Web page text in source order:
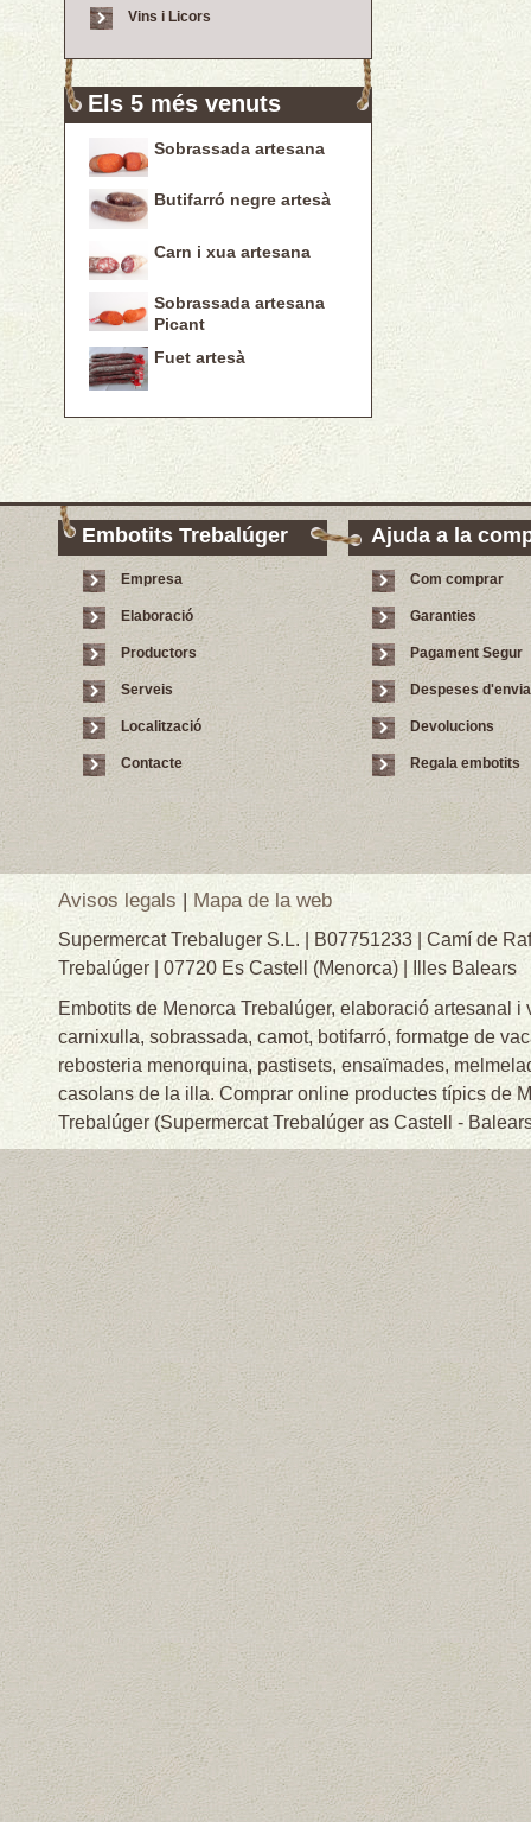
Vins i Licors
Els 5 més venuts
Sobrassada artesana
Butifarró negre artesà
Carn i xua artesana
Sobrassada artesana
Picant
Fuet artesà
Embotits Trebalúger
Empresa
Elaboració
Productors
Serveis
Localització
Contacte
Ajuda a la
Com comprar
Garanties
Pagament Segur
Despeses
Devolucions
Regala embotits
Avisos legals | Mapa de la web
Supermercat Trebaluger S.L. | B07751233 | Camí de
Trebalúger | 07720 Es Castell (Menorca) | Illes Balears
Embotits de Menorca Trebalúger, elaboració artesanal i
carnixulla, sobrassada, camot, botifarró, formatge de
rebosteria menorquina, pastisets, ensaïmades,
casolans de la illa. Comprar online productes típics de
Trebalúger (Supermercat Trebalúger as Castell -